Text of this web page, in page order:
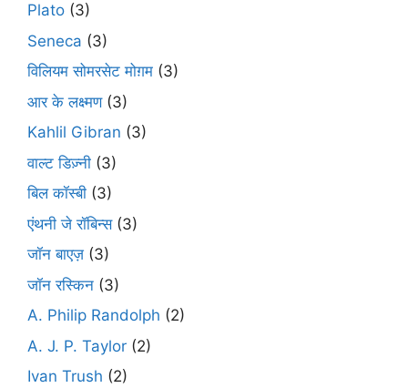
Plato (3)
Seneca (3)
विलियम सोमरसेट मोग़म (3)
आर के लक्ष्मण(3)
Kahlil Gibran (3)
वाल्ट डिज़्नी (3)
बिल कॉस्बी (3)
एंथनी जे रॉबिन्स(3)
जॉन बाएज़ (3)
जॉन रस्किन (3)
A. Philip Randolph (2)
A. J. P. Taylor (2)
Ivan Trush (2)